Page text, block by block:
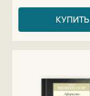
КУПИТЬ